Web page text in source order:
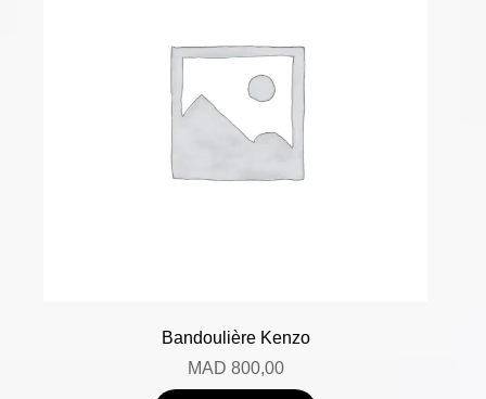
Bandoulière Kenzo
MAD 800,00